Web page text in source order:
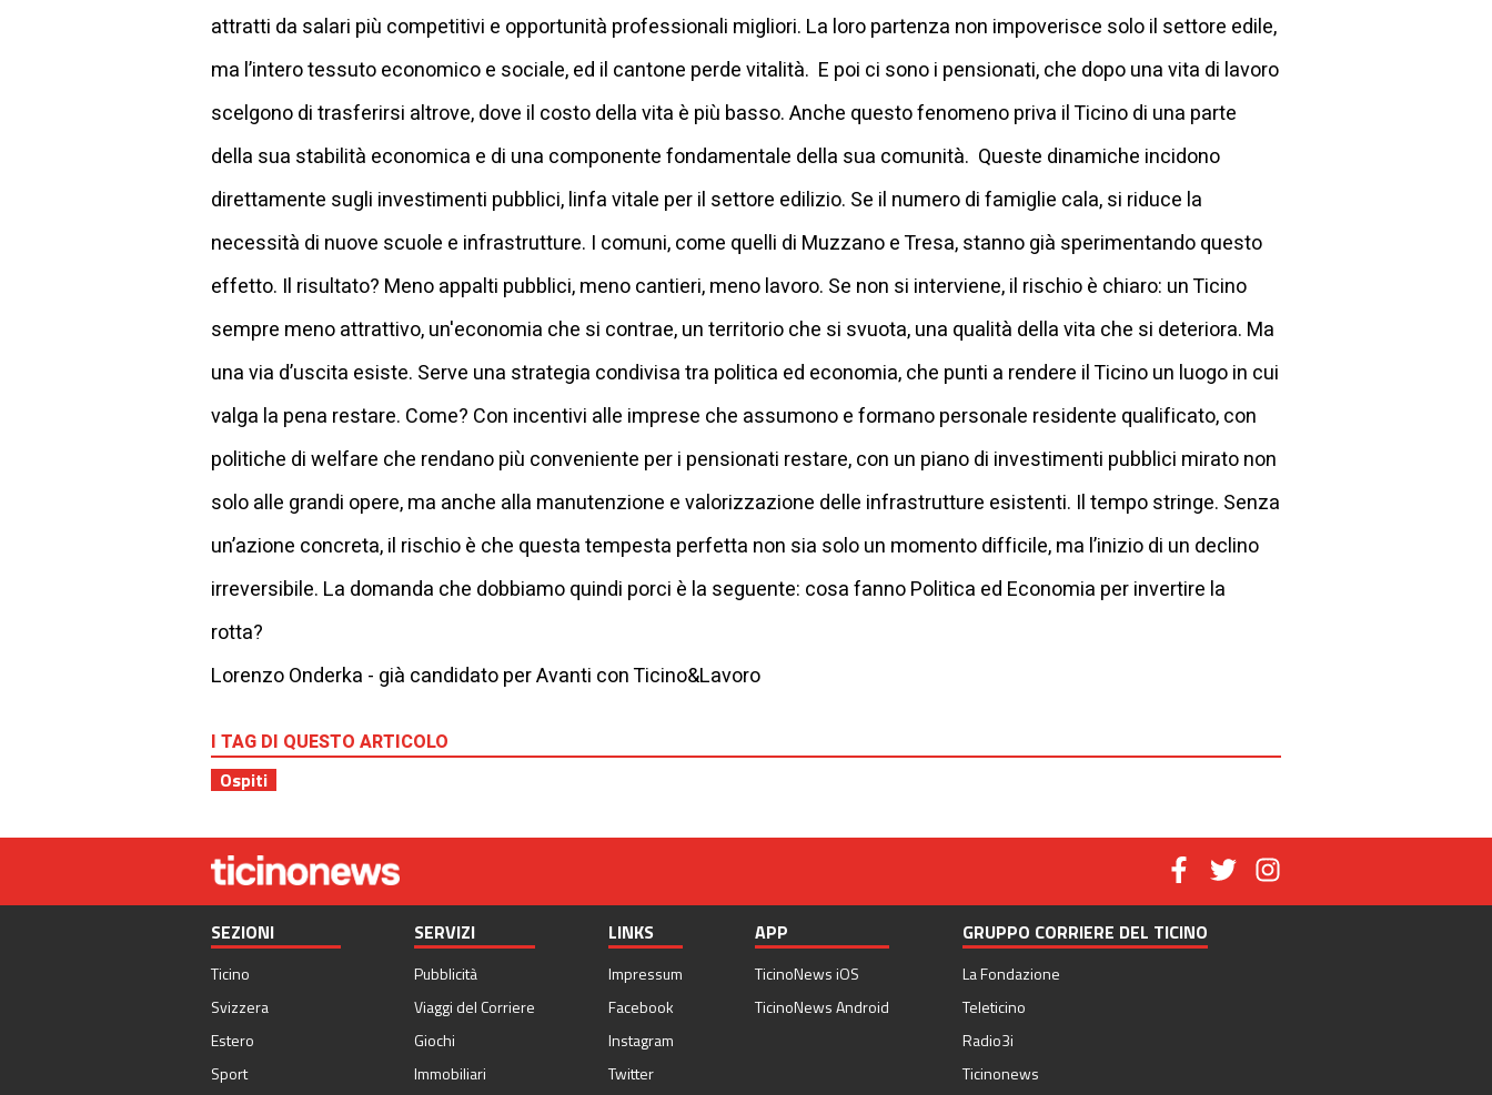
attratti da salari più competitivi e opportunità professionali migliori. La loro partenza non impoverisce solo il settore edile,
ma l’intero tessuto economico e sociale, ed il cantone perde vitalità. E poi ci sono i pensionati, che dopo una vita di lavoro
scelgono di trasferirsi altrove, dove il costo della vita è più basso. Anche questo fenomeno priva il Ticino di una parte
della sua stabilità economica e di una componente fondamentale della sua comunità. Queste dinamiche incidono
direttamente sugli investimenti pubblici, linfa vitale per il settore edilizio. Se il numero di famiglie cala, si riduce la
necessità di nuove scuole e infrastrutture. I comuni, come quelli di Muzzano e Tresa, stanno già sperimentando questo
effetto. Il risultato? Meno appalti pubblici, meno cantieri, meno lavoro. Se non si interviene, il rischio è chiaro: un Ticino
sempre meno attrattivo, un'economia che si contrae, un territorio che si svuota, una qualità della vita che si deteriora. Ma
una via d’uscita esiste. Serve una strategia condivisa tra politica ed economia, che punti a rendere il Ticino un luogo in cui
valga la pena restare. Come? Con incentivi alle imprese che assumono e formano personale residente qualificato, con
politiche di welfare che rendano più conveniente per i pensionati restare, con un piano di investimenti pubblici mirato non
solo alle grandi opere, ma anche alla manutenzione e valorizzazione delle infrastrutture esistenti. Il tempo stringe. Senza
un’azione concreta, il rischio è che questa tempesta perfetta non sia solo un momento difficile, ma l’inizio di un declino
irreversibile. La domanda che dobbiamo quindi porci è la seguente: cosa fanno Politica ed Economia per invertire la
rotta?
Lorenzo Onderka - già candidato per Avanti con Ticino&Lavoro
I TAG DI QUESTO ARTICOLO
Ospiti
SEZIONI
Ticino
Svizzera
Estero
Sport
SERVIZI
Pubblicità
Viaggi del Corriere
Giochi
Immobiliari
LINKS
Impressum
Facebook
Instagram
Twitter
APP
TicinoNews iOS
TicinoNews Android
GRUPPO CORRIERE DEL TICINO
La Fondazione
Teleticino
Radio3i
Ticinonews